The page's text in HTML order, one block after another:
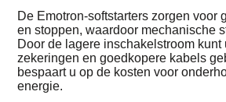
De Emotron-softstarters zorgen voor
en stoppen, waardoor mechanische
Door de lagere inschakelstroom kunt
zekeringen en goedkopere kabels
bespaart u op de kosten voor
energie.